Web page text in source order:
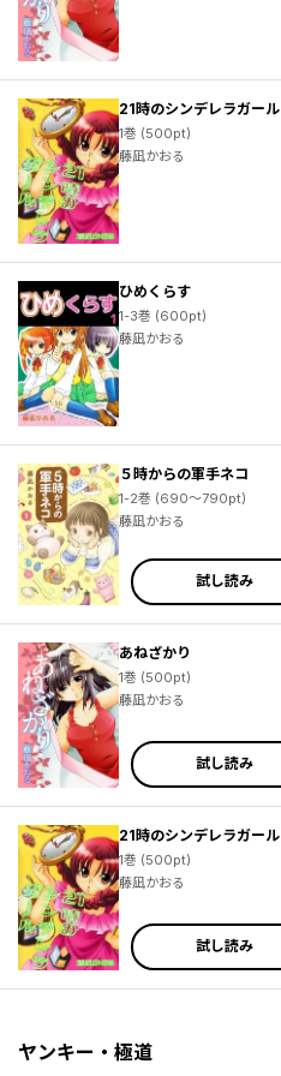
21時のシンデレラガール
1巻 (500pt)
藤凪かおる
ひめくらす
1-3巻 (600pt)
藤凪かおる
５時からの軍手ネコ
1-2巻 (690～790pt)
藤凪かおる
試し読み
あねざかり
1巻 (500pt)
藤凪かおる
試し読み
21時のシンデレラガール
1巻 (500pt)
藤凪かおる
試し読み
ヤンキー・極道